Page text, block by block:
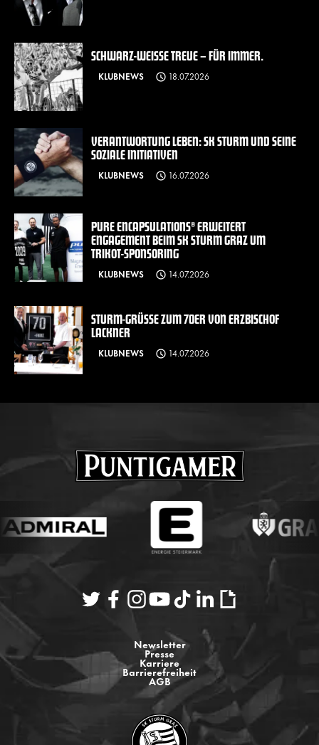
SCHWARZ-WEISSE TREUE – FÜR IMMER.
KLUBNEWS 18.07.2026
VERANTWORTUNG LEBEN: SK STURM UND SEINE
SOZIALE INITIATIVEN
KLUBNEWS 16.07.2026
PURE ENCAPSULATIONS® ERWEITERT
ENGAGEMENT BEIM SK STURM GRAZ UM
TRIKOT-SPONSORING
KLUBNEWS 14.07.2026
STURM-GRÜSSE ZUM 70ER VON ERZBISCHOF L
ACKNER
KLUBNEWS 14.07.2026
Newsletter
Presse
Karriere
Barrierefreiheit
AGB